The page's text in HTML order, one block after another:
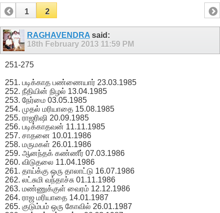
1
2
RAGHAVENDRA said:
18th February 2013 11:59 PM
251-275
251. படிக்காத பண்ணையார் 23.03.1985
252. நீதியின் நிழல் 13.04.1985
253. நேர்மை 03.05.1985
254. முதல் மரியாதை 15.08.1985
255. ராஜரிஷி 20.09.1985
256. படிக்காதவன் 11.11.1985
257. சாதனை 10.01.1986
258. மருமகள் 26.01.1986
259. ஆனந்தக் கண்ணீர் 07.03.1986
260. விடுதலை 11.04.1986
261. தாய்க்கு ஒரு தாலாட்டு 16.07.1986
262. லட்சுமி வந்தாச்சு 01.11.1986
263. மண்ணுக்குள் வைரம் 12.12.1986
264. ராஜ மரியாதை 14.01.1987
265. குடும்பம் ஒரு கோவில் 26.01.1987